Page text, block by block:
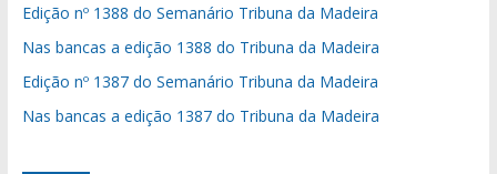
Edição nº 1388 do Semanário Tribuna da Madeira
Nas bancas a edição 1388 do Tribuna da Madeira
Edição nº 1387 do Semanário Tribuna da Madeira
Nas bancas a edição 1387 do Tribuna da Madeira